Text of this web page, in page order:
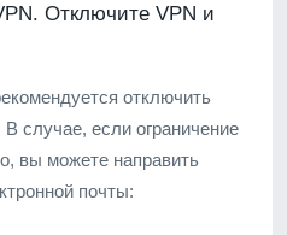
Отключите VPN и
отключить
случае, если ограничение
вы можете направить
почты: